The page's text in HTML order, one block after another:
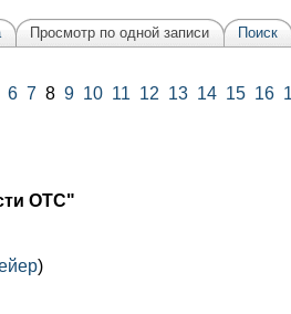
Просмотр по одной записи Поиск
6 7 8 9 10 11 12 13 14 15 16
ОТС"
)